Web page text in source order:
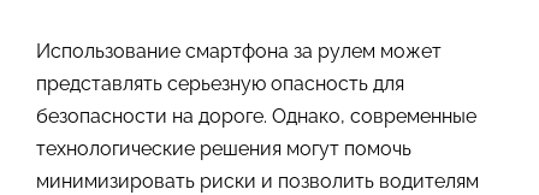
Использование смартфона за рулем может
представлять серьезную опасность для
безопасности на дороге. Однако, современные
технологические решения могут помочь
минимизировать риски и позволить водителям